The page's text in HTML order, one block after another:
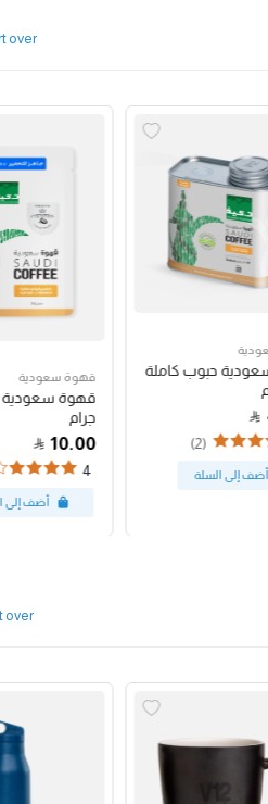
over
حبوب كاملة
(2)
قهوة سعودية
جرام
10.00
4
over